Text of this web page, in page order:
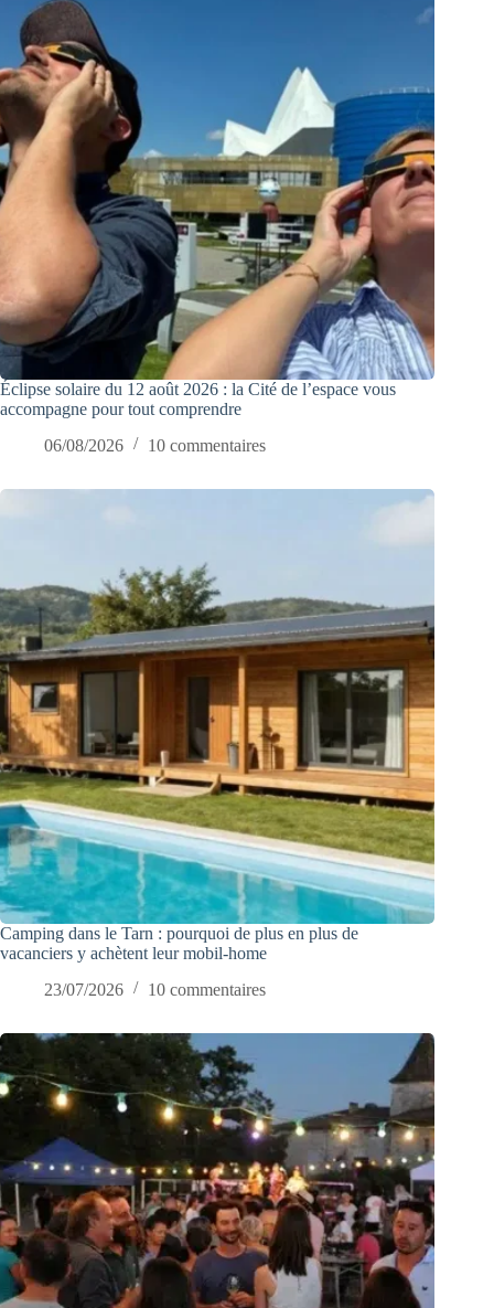
Éclipse solaire du 12 août 2026 : la Cité de l’espace vous
accompagne pour tout comprendre
06/08/2026
10 commentaires
Camping dans le Tarn : pourquoi de plus en plus de
vacanciers y achètent leur mobil-home
23/07/2026
10 commentaires